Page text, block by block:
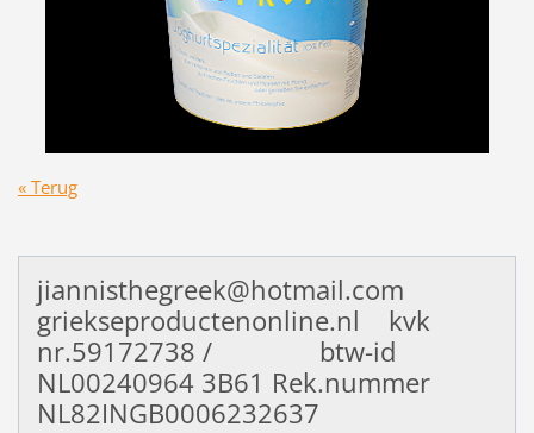
« Terug
jiannisthegreek@hotmail.com
griekseproductenonline.nl kvk
nr.59172738 / btw-id
NL002409643B61 Rek.nummer
NL82INGB0006232637